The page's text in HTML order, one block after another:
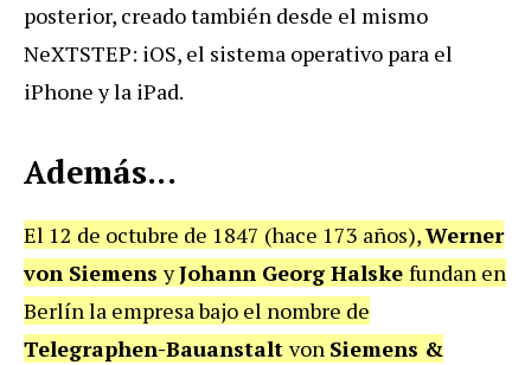
posterior, creado también desde el mismo
NeXTSTEP: iOS, el sistema operativo para el
iPhone y la iPad.
Además...
El 12 de octubre de 1847 (hace 173 años),Werner
von SiemensyJohann Georg Halske fundan en
Berlín la empresa bajo el nombre de
Telegraphen-Bauanstalt von Siemens &